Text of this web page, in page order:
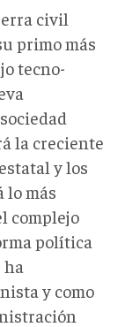
civil
primo más
tecno-
la creciente
y los
lo más
complejo
política
y como